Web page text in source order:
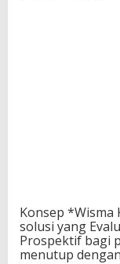
Konsep *Wisma
solusi yang
Prospektif bagi
menutup